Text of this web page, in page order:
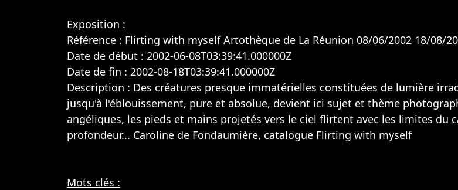
Exposition :
Référence : Flirting with myself Artothèque de La Réunion 08/06/2002 18/08/
Date de début : 2002-06-08T03:39:41.000000Z
Date de fin : 2002-08-18T03:39:41.000000Z
Description : Des créatures presque immatérielles constituées de lumière
jusqu'à l'éblouissement, pure et absolue, devient ici sujet et thème
angéliques, les pieds et mains projetés vers le ciel flirtent avec les limites du
profondeur... Caroline de Fondaumière, catalogue Flirting with myself
Mots clés :